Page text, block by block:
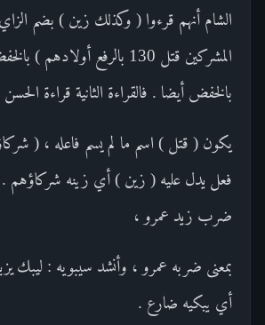
الشام أنهم قرءوا ( وكذلك زين ) بضم
المشركين قتل 130 بالرفع
بالخفض أيضا . فالقراءة الثانية قراءة
يكون ( قتل ) اسم ما لم يسم فاعله ، (
فعل يدل عليه ( زين ) أي زينه شركاؤهم .
ضرب زيد عمرو ،
بمعنى ضربه عمرو ، وأنشد سيبويه : ليبك
أي يبكيه ضارع .